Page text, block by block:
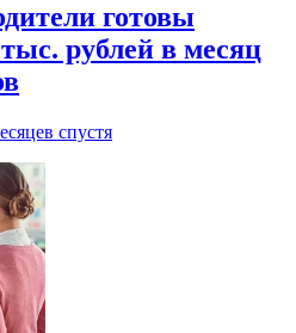
готовы
рублей в месяц
спустя